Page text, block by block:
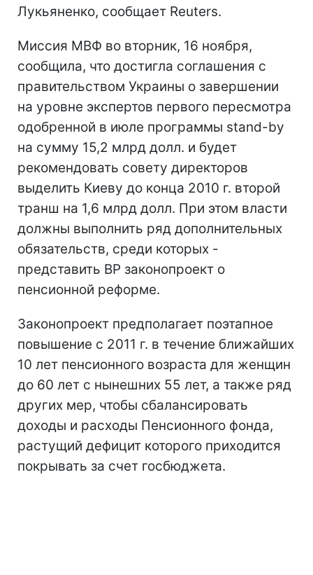
Лукьяненко, сообщает Reuters.
Миссия МВФ во вторник, 16 ноября,
сообщила, что достигла соглашения с
правительством Украины о завершении
на уровне экспертов первого пересмотра
одобренной в июле программы stand-by
на сумму 15,2 млрд долл. и будет
рекомендовать совету директоров
выделить Киеву до конца 2010 г. второй
транш на 1,6 млрд долл. При этом власти
должны выполнить ряд дополнительных
обязательств, среди которых -
представить ВР законопроект о
пенсионной реформе.
Законопроект предполагает поэтапное
повышение с 2011 г. в течение ближайших
10 лет пенсионного возраста для женщин
до 60 лет с нынешних 55 лет, а также ряд
других мер, чтобы сбалансировать
доходы и расходы Пенсионного фонда,
растущий дефицит которого приходится
покрывать за счет госбюджета.